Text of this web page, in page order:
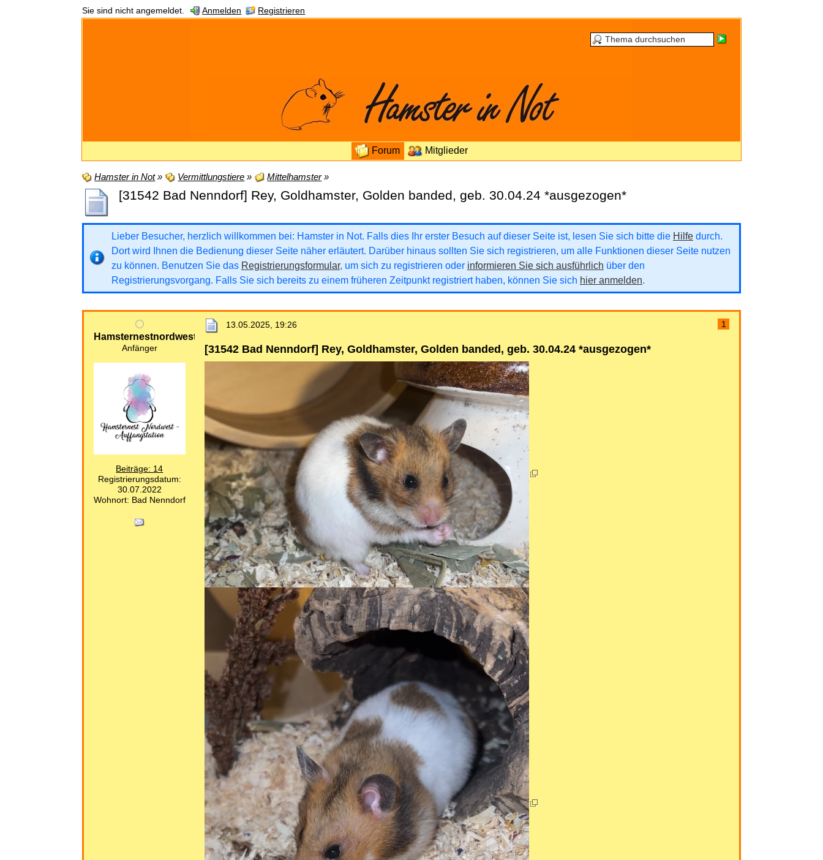
Sie sind nicht angemeldet. Anmelden Registrieren
Forum Mitglieder
Hamster in Not» Vermittlungstiere » Mittelhamster»
[31542 Bad Nenndorf] Rey, Goldhamster, Golden banded, geb. 30.04.24 *ausgezogen*
Lieber Besucher, herzlich willkommen bei: Hamster in Not. Falls dies Ihr erster Besuch auf dieser Seite ist, lesen Sie sich bitte die Hilfedurch.
Dort wird Ihnen die Bedienung dieser Seite näher erläutert. Darüber hinaus sollten Sie sich registrieren, um alle Funktionen dieser Seite nutzen
zu können. Benutzen Sie das Registrierungsformular, um sich zu registrieren oder informieren Sie sich ausführlich über den
Registrierungsvorgang. Falls Sie sich bereits zu einem früheren Zeitpunkt registriert haben, können Sie sich hier anmelden.
Hamsternestnordwest
Anfänger
Beiträge: 14
Registrierungsdatum:
30.07.2022
Wohnort: Bad Nenndorf
1
13.05.2025, 19:26
[31542 Bad Nenndorf] Rey, Goldhamster, Golden banded, geb. 30.04.24 *ausgezogen*